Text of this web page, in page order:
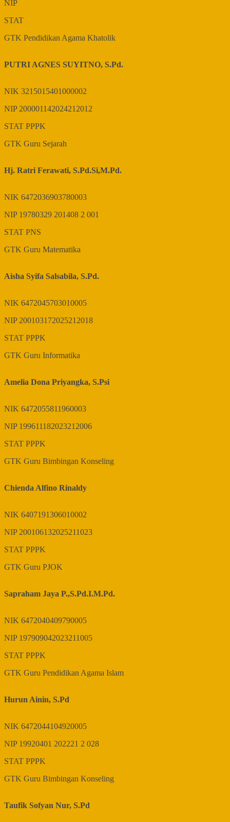
NIP
STAT
GTK Pendidikan Agama Khatolik
PUTRI AGNES SUYITNO, S.Pd.
NIK 3215015401000002
NIP 200001142024212012
STAT PPPK
GTK Guru Sejarah
Hj. Ratri Ferawati, S.Pd.Si,M.Pd.
NIK 6472036903780003
NIP 19780329 201408 2 001
STAT PNS
GTK Guru Matematika
Aisha Syifa Salsabila, S.Pd.
NIK 6472045703010005
NIP 200103172025212018
STAT PPPK
GTK Guru Informatika
Amelia Dona Priyangka, S.Psi
NIK 6472055811960003
NIP 199611182023212006
STAT PPPK
GTK Guru Bimbingan Konseling
Chienda Alfino Rinaldy
NIK 6407191306010002
NIP 200106132025211023
STAT PPPK
GTK Guru PJOK
Sapraham Jaya P.,S.Pd.I.M.Pd.
NIK 6472040409790005
NIP 197909042023211005
STAT PPPK
GTK Guru Pendidikan Agama Islam
Hurun Ainin, S.Pd
NIK 6472044104920005
NIP 19920401 202221 2 028
STAT PPPK
GTK Guru Bimbingan Konseling
Taufik Sofyan Nur, S.Pd